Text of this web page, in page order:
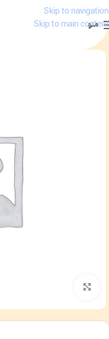
Skip to navigation
Skip to main content
منو